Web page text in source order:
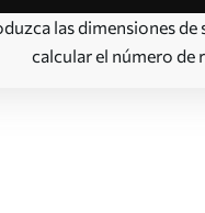
las dimensiones de
calcular el número de